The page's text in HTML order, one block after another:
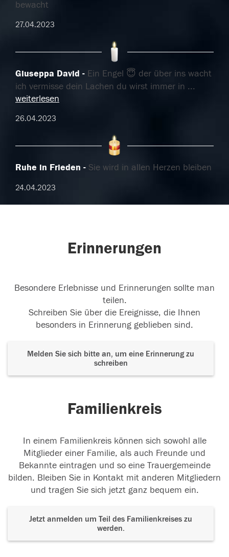
bewacht
27.04.2023
Giuseppa David
Ein Engel 😇 der über ins wacht
ich vermisse dein Lachen du wirst immer in ...
weiterlesen
26.04.2023
Ruhe in Frieden Sie wird in allen Herzen bleiben
24.04.2023
Erinnerungen
Besondere Erlebnisse und Erinnerungen sollte man
teilen.
Schreiben Sie über die Ereignisse, die Ihnen
besonders in Erinnerung geblieben sind.
Melden Sie sich bitte an, um eine Erinnerung zu
schreiben
Familienkreis
In einem Familienkreis können sich sowohl alle
Mitglieder einer Familie, als auch Freunde und
Bekannte eintragen und so eine Trauergemeinde
bilden. Bleiben Sie in Kontakt mit anderen Mitgliedern
und tragen Sie sich jetzt ganz bequem ein.
Jetzt anmelden um Teil des Familienkreises zu
werden.